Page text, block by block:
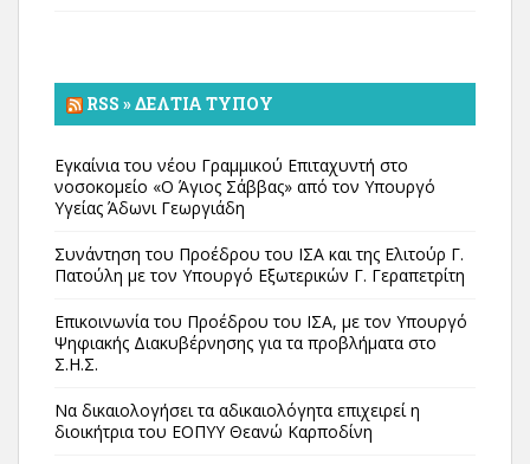
RSS » ΔΕΛΤΊΑ ΤΎΠΟΥ
Εγκαίνια του νέου Γραμμικού Επιταχυντή στο
νοσοκομείο «Ο Άγιος Σάββας» από τον Υπουργό
Υγείας Άδωνι Γεωργιάδη
Συνάντηση του Προέδρου του ΙΣΑ και της Ελιτούρ Γ.
Πατούλη με τον Υπουργό Εξωτερικών Γ. Γεραπετρίτη
Επικοινωνία του Προέδρου του ΙΣΑ, με τον Υπουργό
Ψηφιακής Διακυβέρνησης για τα προβλήματα στο
Σ.Η.Σ.
Να δικαιολογήσει τα αδικαιολόγητα επιχειρεί η
διοικήτρια του ΕΟΠΥΥ Θεανώ Καρποδίνη